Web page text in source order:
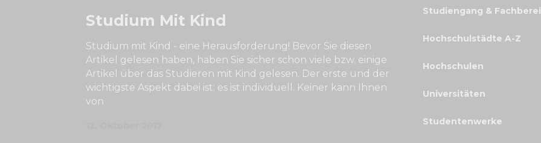
Studium Mit Kind
Studium mit Kind - eine Herausforderung! Bevor Sie diesen
Artikel gelesen haben, haben Sie sicher schon viele bzw. einige
Artikel über das Studieren mit Kind gelesen. Der erste und der
wichtigste Aspekt dabei ist: es ist individuell. Keiner kann Ihnen
von
Studiengang &
Hochschulstädte A-Z
Hochschulen
Universitäten
Studentenwerke